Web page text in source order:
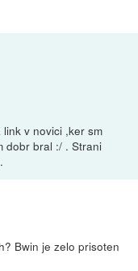
v novici ,ker sm
dobr bral :/ . Strani
Bwin je zelo prisoten